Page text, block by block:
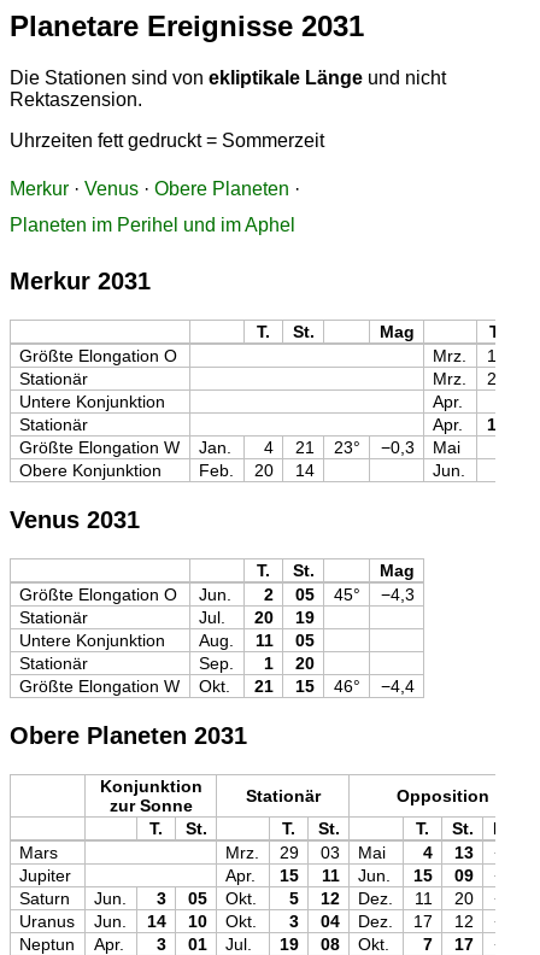
Planetare Ereignisse 2031
Die Stationen sind von ekliptikale Länge und nicht
Rektaszension.
Uhrzeiten fett gedruckt = Sommerzeit
Merkur · Venus · Obere Planeten ·
Planeten im Perihel und im Aphel
Merkur 2031
T. St. Mag T.
Größte Elongation O
Mrz. 18
Stationär
Mrz. 26
Untere Konjunktion
Apr.
Stationär
Apr. 18
Größte Elongation W
Jan. 4 21 23° −0,3 Mai
Obere Konjunktion
Feb. 20 14 Jun.
Venus 2031
T. St.
Mag
Größte Elongation O
Jun. 2 05 45°
−4,3
Stationär
Jul. 20
19
Untere Konjunktion
Aug. 11
05
Stationär
Sep. 1
20
Größte Elongation W
Okt. 21 15 46° −4,4
Obere Planeten 2031
Konjunktion
zur Sonne
Stationär
Opposition
T.
St. T. St. T. St.
Mag
Mars
Mrz. 29 03 Mai 4 13
−1,8
Jupiter
Apr. 15 11 Jun. 15 09
−2,6
Saturn
Jun. 3 05 Okt. 5 12 Dez. 11 20
−0,5
Uranus
Jun. 14 10 Okt. 3 04 Dez. 17 12
+5,5
Neptun
Apr. 3 01 Jul. 19 08 Okt. 7 17 +7,8